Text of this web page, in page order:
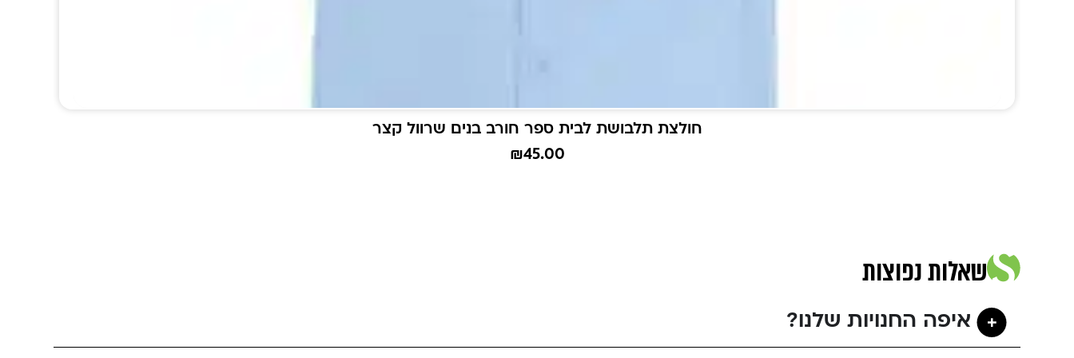
חולצת תלבושת לבית ספר חורב בנים שרוול קצר
₪45.00
שאלות נפוצות
איפה החנויות שלנו?